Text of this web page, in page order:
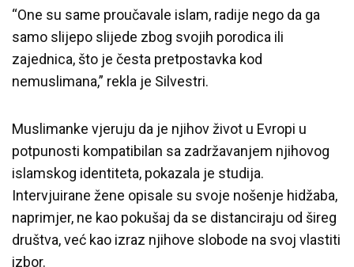
“One su same proučavale islam, radije nego da ga
samo slijepo slijede zbog svojih porodica ili
zajednica, što je česta pretpostavka kod
nemuslimana,” rekla je Silvestri.
Muslimanke vjeruju da je njihov život u Evropi u
potpunosti kompatibilan sa zadržavanjem njihovog
islamskog identiteta, pokazala je studija.
Intervjuirane žene opisale su svoje nošenje hidžaba,
naprimjer, ne kao pokušaj da se distanciraju od šireg
društva, već kao izraz njihove slobode na svoj vlastiti
izbor.